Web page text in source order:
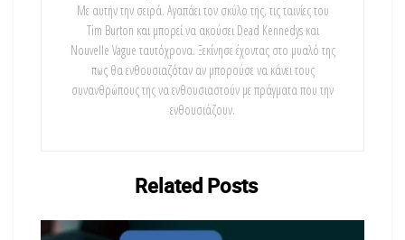
Με αυτήν την σειρά. Αγαπάει τον σκύλο της, τις ταινίες του
Tim Burton και μπορεί να ακούσει Dead Kennedys και
Nouvelle Vague ταυτόχρονα. Ξεκίνησε έχοντας στο μυαλό της
πως θα ενθουσιαζόταν αν μπορούσε να κάνει τους
συνανθρώπους της να ενθουσιαστούν με πράγματα που την
ενθουσιάζουν.
RelatedPosts